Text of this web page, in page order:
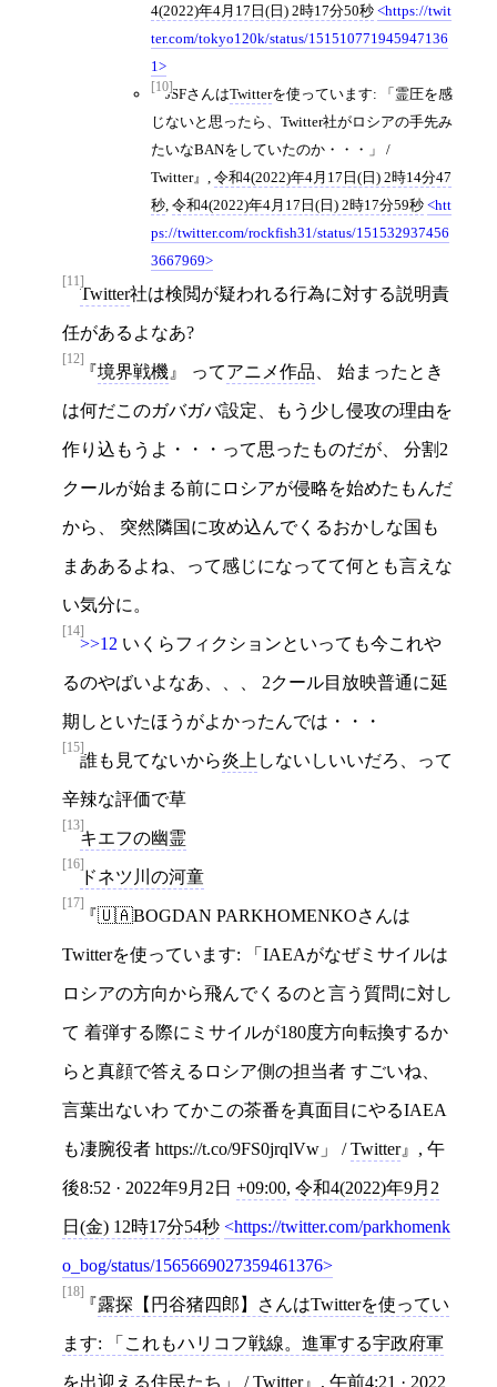
4(2022)年4月17日(日) 2時17分50秒
https://twit
ter.com/tokyo120k/status/151510771945947136
1
[10]JSFさんはTwitterを使っています: 「霊圧を感
じないと思ったら、Twitter社がロシアの手先み
たいなBANをしていたのか・・・」 /
Twitter
, 令和4(2022)年4月17日(日) 2時14分47
秒, 令和4(2022)年4月17日(日) 2時17分59秒
htt
ps://twitter.com/rockfish31/status/151532937456
3667969
[11]
Twitter社は検閲が疑われる行為に対する説明責
任があるよなあ?
[12]
境界戦機 ってアニメ作品 、 始まったとき
は何だこのガバガバ設定、もう少し侵攻の理由を
作り込もうよ・・・って思ったものだが、 分割2
クールが始まる前にロシアが侵略を始めたもんだ
から、 突然隣国に攻め込んでくるおかしな国も
まああるよね、って感じになってて何とも言えな
い気分に。
[14]
>>12 いくらフィクションといっても今これや
るのやばいよなあ、、、 2クール目放映普通に延
期しといたほうがよかったんでは・・・
[15]
誰も見てないから炎上 しないしいいだろ、って
辛辣な評価で草
[13]
キエフの幽霊
[16]
ドネツ川の河童
[17]
🇺🇦BOGDAN PARKHOMENKOさんは
Twitterを使っています: 「IAEAがなぜミサイルは
ロシアの方向から飛んでくるのと言う質問に対し
て 着弾する際にミサイルが180度方向転換するか
らと真顔で答えるロシア側の担当者 すごいね、
言葉出ないわ てかこの茶番を真面目にやるIAEA
も凄腕役者 https://t.co/9FS0jrqlVw」 /Twitter , 午
後8:52 · 2022年9月2日 +09:00, 令和4(2022)年9月2
日(金) 12時17分54秒 https://twitter.com/parkhomenk
o_bog/status/1565669027359461376
[18]
露探【円谷猪四郎】さんはTwitterを使ってい
ます: 「これもハリコフ戦線。進軍する宇政府軍
を出迎える住民たち」 / Twitter , 午前4:21 · 2022